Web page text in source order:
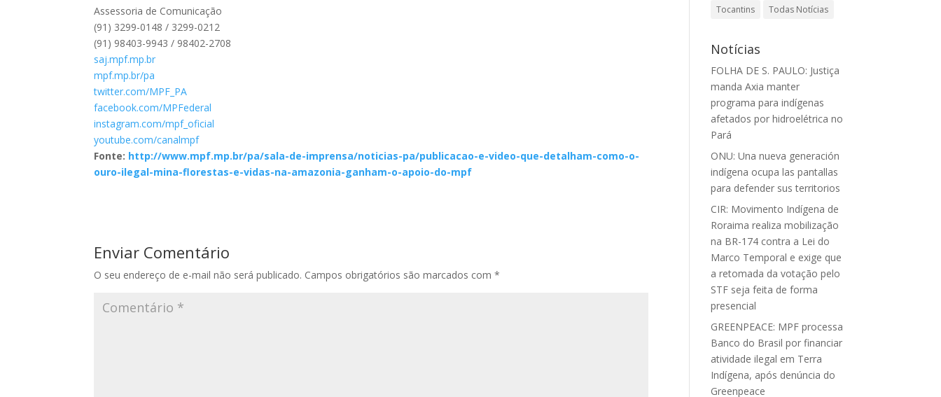
Assessoria de Comunicação
(91) 3299-0148 / 3299-0212
(91) 98403-9943 / 98402-2708
saj.mpf.mp.br
mpf.mp.br/pa
twitter.com/MPF_PA
facebook.com/MPFederal
instagram.com/mpf_oficial
youtube.com/canalmpf
Fonte: http://www.mpf.mp.br/pa/sala-de-imprensa/noticias-pa/publicacao-e-video-que-detalham-como-o-
ouro-ilegal-mina-florestas-e-vidas-na-amazonia-ganham-o-apoio-do-mpf
Enviar Comentário
O seu endereço de e-mail não será publicado. Campos obrigatórios são marcados com*
Tocantins
Todas Notícias
Notícias
FOLHA DE S. PAULO: Justiça
manda Axia manter
programa para indígenas
afetados por hidroelétrica no
Pará
ONU: Una nueva generación
indígena ocupa las pantallas
para defender sus territorios
CIR: Movimento Indígena de
Roraima realiza mobilização
na BR-174 contra a Lei do
Marco Temporal e exige que
a retomada da votação pelo
STF seja feita de forma
presencial
GREENPEACE: MPF processa
Banco do Brasil por financiar
atividade ilegal em Terra
Indígena, após denúncia do
Greenpeace